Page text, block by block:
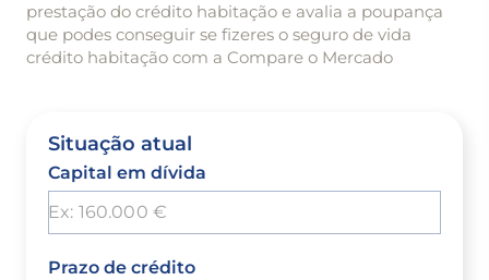
prestação do crédito habitação e avalia a poupança
que podes conseguir se fizeres o seguro de vida
crédito habitação com a Compare o Mercado
Situação atual
Capital em dívida
Prazo de crédito